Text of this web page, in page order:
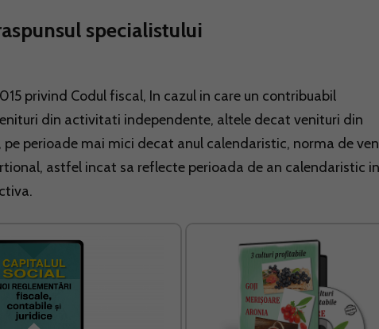
specialistului
privind Codul fiscal, In cazul in care un contribuabil
din activitati independente, altele decat venituri din
perioade mai mici decat anul calendaristic, norma de
astfel incat sa reflecte perioada de an calendaristic in